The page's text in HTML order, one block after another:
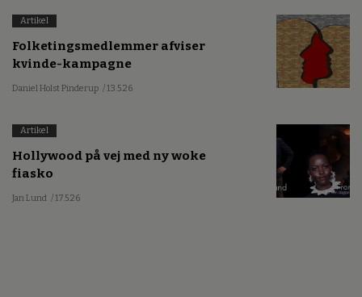
Artikel
Folketingsmedlemmer afviser
kvinde-kampagne
Daniel Holst Pinderup / 13.5.26
Artikel
Hollywood på vej med ny woke
fiasko
Jan Lund / 17.5.26